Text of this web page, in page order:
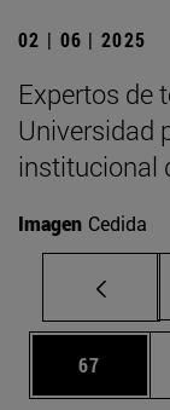
02 | 06 | 2025
Expertos de
Universidad
institucional
Imagen Cedida
Página
67